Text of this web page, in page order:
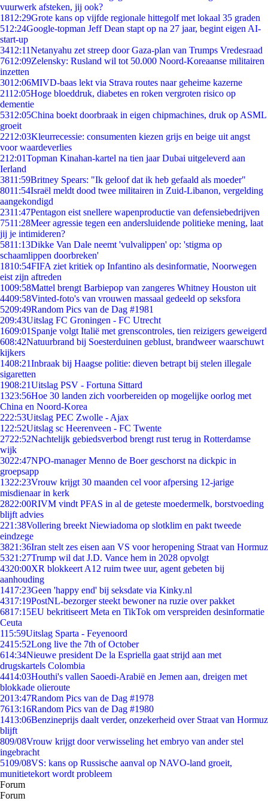
vuurwerk afsteken, jij ook?
1812:29Grote kans op vijfde regionale hittegolf met lokaal 35 graden
512:24Google-topman Jeff Dean stapt op na 27 jaar, begint eigen AI-
start-up
3412:11Netanyahu zet streep door Gaza-plan van Trumps Vredesraad
7612:09Zelensky: Rusland wil tot 50.000 Noord-Koreaanse militairen
inzetten
3012:06MIVD-baas lekt via Strava routes naar geheime kazerne
2112:05Hoge bloeddruk, diabetes en roken vergroten risico op
dementie
5312:05China boekt doorbraak in eigen chipmachines, druk op ASML
groeit
2212:03Kleurrecessie: consumenten kiezen grijs en beige uit angst
voor waardeverlies
212:01Topman Kinahan-kartel na tien jaar Dubai uitgeleverd aan
Ierland
3811:59Britney Spears: "Ik geloof dat ik heb gefaald als moeder"
8011:54Israël meldt dood twee militairen in Zuid-Libanon, vergelding
aangekondigd
2311:47Pentagon eist snellere wapenproductie van defensiebedrijven
7511:28Meer agressie tegen een andersluidende politieke mening, laat
jij je intimideren?
5811:13Dikke Van Dale neemt 'vulvalippen' op: 'stigma op
schaamlippen doorbreken'
1810:54FIFA ziet kritiek op Infantino als desinformatie, Noorwegen
eist zijn aftreden
1009:58Mattel brengt Barbiepop van zangeres Whitney Houston uit
4409:58Vinted-foto's van vrouwen massaal gedeeld op seksfora
5209:49Random Pics van de Dag #1981
209:43Uitslag FC Groningen - FC Utrecht
1609:01 Spanje volgt Italië met grenscontroles, tien reizigers geweigerd
608:42Natuurbrand bij Soesterduinen geblust, brandweer waarschuwt
kijkers
1408:21Inbraak bij Haagse politie: dieven betrapt bij stelen illegale
sigaretten
1908:21Uitslag PSV - Fortuna Sittard
1323:56Hoe 30 landen zich voorbereiden op mogelijke oorlog met
China en Noord-Korea
222:53Uitslag PEC Zwolle - Ajax
1 22:52Uitslag sc Heerenveen - FC Twente
2722:52Nachtelijk gebiedsverbod brengt rust terug in Rotterdamse
wijk
3022:47NPO-manager Menno de Boer geschorst na dickpic in
groepsapp
1322:23Vrouw krijgt 30 maanden cel voor afpersing 12-jarige
misdienaar in kerk
2822:00RIVM vindt PFAS in al de geteste moedermelk, borstvoeding
blijft advies
221:38Vollering breekt Niewiadoma op slotklim en pakt tweede
eindzege
3821:36Iran stelt zes eisen aan VS voor heropening Straat van Hormuz
5321:27Trump wil dat J.D. Vance hem in 2028 opvolgt
4320:00XR blokkeert A12 ruim twee uur, agent gebeten bij
aanhouding
1417:23Geen 'happy end' bij seksdate via Kinky.nl
4317:19PostNL-bezorger steekt bewoner na ruzie over pakket
6817:15EU bekritiseert Meta en TikTok om verspreiden desinformatie
Ceuta
115:59Uitslag Sparta - Feyenoord
2415:52Long live the 7th of October
614:34Nieuwe president De la Espriella gaat strijd aan met
drugskartels Colombia
4414:03Houthi's vallen Saoedi-Arabië en Jemen aan, dreigen met
blokkade olieroute
2013:47Random Pics van de Dag #1978
7613:16Random Pics van de Dag #1980
1413:06Benzineprijs daalt verder, onzekerheid over Straat van Hormuz
blijft
809/08Vrouw krijgt door verwisseling het embryo van ander stel
ingebracht
5109/08VS: kans op Russische aanval op NAVO-land groeit,
munitietekort wordt probleem
Forum
Forum